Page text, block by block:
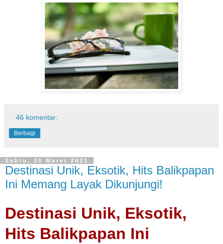
46 komentar:
Berbagi
Sabtu, 20 Maret 2021
Destinasi Unik, Eksotik, Hits Balikpapan
Ini Memang Layak Dikunjungi!
Destinasi Unik, Eksotik,
Hits Balikpapan Ini